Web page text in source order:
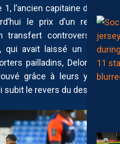
l’ancien capitaine d’une
le prix d’un retour
transfert controversé à
qui avait laissé un goût
pailladins, Delort n’a
grâce à leurs yeux.
subit le revers du destin.